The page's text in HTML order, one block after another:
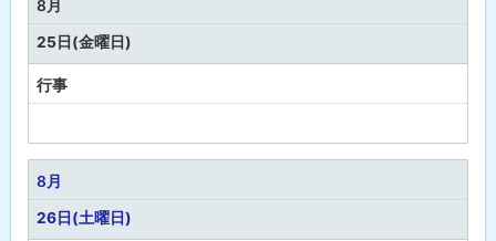
し
8月
25日(金曜日)
行事
定
な
し
8月
26日(土曜日)